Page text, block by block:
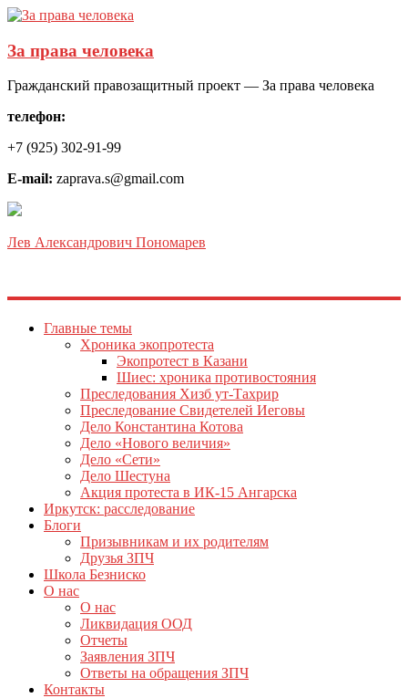
За права человека
Гражданский правозащитный проект — За права человека
телефон:
+7 (925) 302-91-99
E-mail: zaprava.s@gmail.com
Лев Александрович Пономарев
Главные темы
Хроника экопротеста
Экопротест в Казани
Шиес: хроника противостояния
Преследования Хизб ут-Тахрир
Преследование Свидетелей Иеговы
Дело Константина Котова
Дело «Нового величия»
Дело «Сети»
Дело Шестуна
Акция протеста в ИК-15 Ангарска
Иркутск: расследование
Блоги
Призывникам и их родителям
Друзья ЗПЧ
Школа Безниско
О нас
О нас
Ликвидация ООД
Отчеты
Заявления ЗПЧ
Ответы на обращения ЗПЧ
Контакты